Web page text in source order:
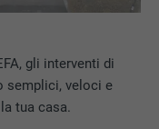
gli interventi di
semplici, veloci e
tua casa.